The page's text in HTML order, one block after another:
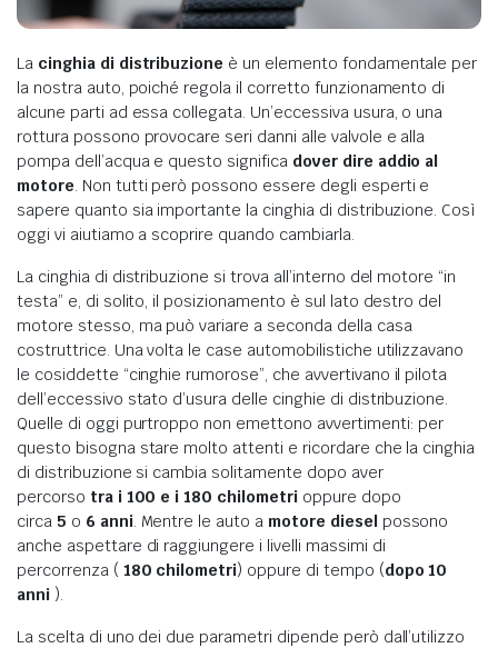
La cinghia di distribuzione è un elemento fondamentale per
la nostra auto, poiché regola il corretto funzionamento di
alcune parti ad essa collegata. Un’eccessiva usura, o una
rottura possono provocare seri danni alle valvole e alla
pompa dell’acqua e questo significa dover dire addio al
motore . Non tutti però possono essere degli esperti e
sapere quanto sia importante la cinghia di distribuzione. Così
oggi vi aiutiamo a scoprire quando cambiarla.
La cinghia di distribuzione si trova all’interno del motore “in
testa” e, di solito, il posizionamento è sul lato destro del
motore stesso, ma può variare a seconda della casa
costruttrice. Una volta le case automobilistiche utilizzavano
le cosiddette “cinghie rumorose”, che avvertivano il pilota
dell’eccessivo stato d’usura delle cinghie di distribuzione.
Quelle di oggi purtroppo non emettono avvertimenti: per
questo bisogna stare molto attenti e ricordare che la cinghia
di distribuzione si cambia solitamente dopo aver
percorso tra i 100 e i 180 chilometri oppure dopo
circa 5 o 6 anni . Mentre le auto a motore diesel possono
anche aspettare di raggiungere i livelli massimi di
percorrenza ( 180 chilometri) oppure di tempo (dopo 10
anni ).
La scelta di uno dei due parametri dipende però dall’utilizzo